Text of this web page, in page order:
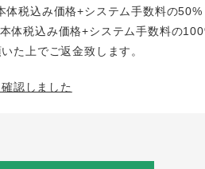
税込み価格+システム手数料の50%
体税込み価格+システム手数料の
た上でご返金致します。
確認しました